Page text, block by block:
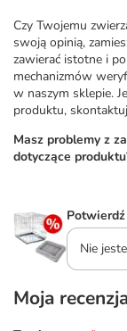
Czy Twojemu
swoją opinią,
zawierać istotne i
mechanizmów
w naszym sklepie.
produktu,
Masz problemy z
dotyczące
Nie
Moja